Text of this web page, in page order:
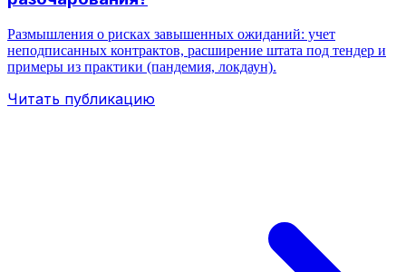
Размышления о рисках завышенных ожиданий: учет
неподписанных контрактов, расширение штата под тендер и
примеры из практики (пандемия, локдаун).
Читать публикацию